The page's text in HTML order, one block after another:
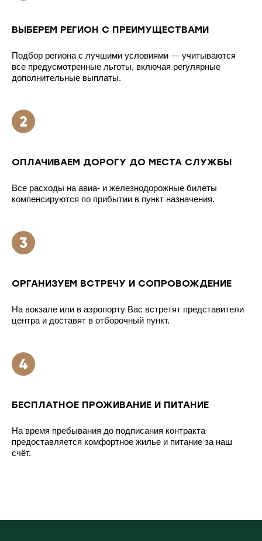
ВЫБЕРЕМ РЕГИОН С ПРЕИМУЩЕСТВАМИ
Подбор региона с лучшими условиями — учитываются
все предусмотренные льготы, включая регулярные
дополнительные выплаты.
ОПЛАЧИВАЕМ ДОРОГУ ДО МЕСТА СЛУЖБЫ
Все расходы на авиа- и железнодорожные билеты
компенсируются по прибытии в пункт назначения.
ОРГАНИЗУЕМ ВСТРЕЧУ И СОПРОВОЖДЕНИЕ
На вокзале или в аэропорту Вас встретят представители
центра и доставят в отборочный пункт.
БЕСПЛАТНОЕ ПРОЖИВАНИЕ И ПИТАНИЕ
На время пребывания до подписания контракта
предоставляется комфортное жилье и питание за наш
счёт.